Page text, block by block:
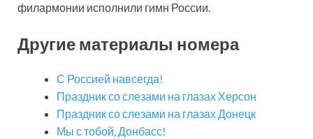
филармонии исполнили гимн России.
Другие материалы номера
С Россией навсегда!
Праздник со слезами на глазах Херсон
Праздник со слезами на глазах Донецк
Мы с тобой, Донбасс!